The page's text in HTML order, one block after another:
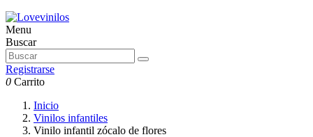
Menu
Buscar
Registrarse
0 Carrito
Inicio
Vinilos infantiles
Vinilo infantil zócalo de flores